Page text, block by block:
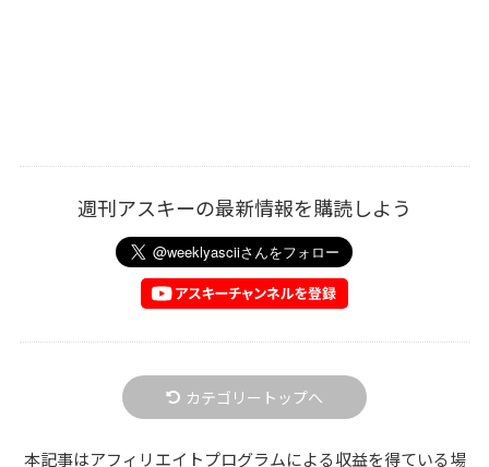
週刊アスキーの最新情報を購読しよう
カテゴリートップへ
本記事はアフィリエイトプログラムによる収益を得ている場